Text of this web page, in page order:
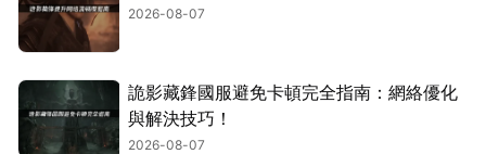
2026-08-07
詭影藏鋒國服避免卡頓完全指南：網絡優化
與解決技巧！
2026-08-07